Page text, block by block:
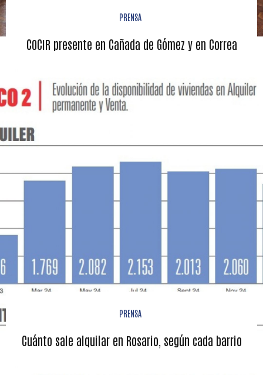
PRENSA
COCIR presente en Cañada de Gómez y en Correa
PRENSA
Cuánto sale alquilar en Rosario, según cada barrio